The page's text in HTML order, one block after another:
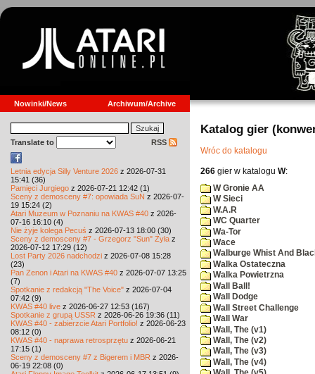
Nowinki/News Archiwum/Archive
Translate to RSS
Letnia edycja Silly Venture 2026 z 2026-07-31
15:41 (36)
Pamięci Jurgiego z 2026-07-21 12:42 (1)
Sceny z demosceny #7: opowiada SuN z 2026-07-
19 15:24 (2)
Atari Muzeum w Poznaniu na KWAS #40 z 2026-
07-16 16:10 (4)
Nie żyje kolega Pecuś z 2026-07-13 18:00 (30)
Sceny z demosceny #7 - Grzegorz "Sun" Żyła z
2026-07-12 17:29 (12)
Lost Party 2026 nadchodzi z 2026-07-08 15:28
(23)
Pan Zenon i Atari na KWAS #40 z 2026-07-07 13:25
(7)
Spotkanie z redakcją "The Voice" z 2026-07-04
07:42 (9)
KWAS #40 live z 2026-06-27 12:53 (167)
Spotkanie z grupą USSR z 2026-06-26 19:36 (11)
KWAS #40 - zabierzcie Atari Portfolio! z 2026-06-23
08:12 (0)
KWAS #40 - naprawa retrosprzętu z 2026-06-21
17:15 (1)
Sceny z demosceny #7 z Bigerem i MBR z 2026-
06-19 22:08 (0)
Katalog gier
Wróc do katalogu
266 gier w katalogu W:
W Gronie AA
W Sieci
W.A.R
WC Quarter
Wa-Tor
Wace
Walburge Whist And
Walka Ostateczna
Walka Powietrzna
Wall Ball!
Wall Dodge
Wall Street Challenge
Wall War
Wall, The (v1)
Wall, The (v2)
Wall, The (v3)
Wall, The (v4)